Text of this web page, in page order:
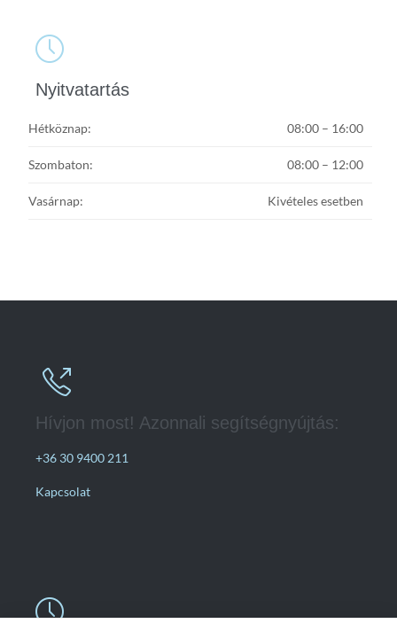

Nyitvatartás
Hétköznap: 08:00 – 16:00
Szombaton: 08:00 – 12:00
Vasárnap: Kivételes esetben

Hívjon most! Azonnali segítségnyújtás:
+36 30 9400 211
Kapcsolat
